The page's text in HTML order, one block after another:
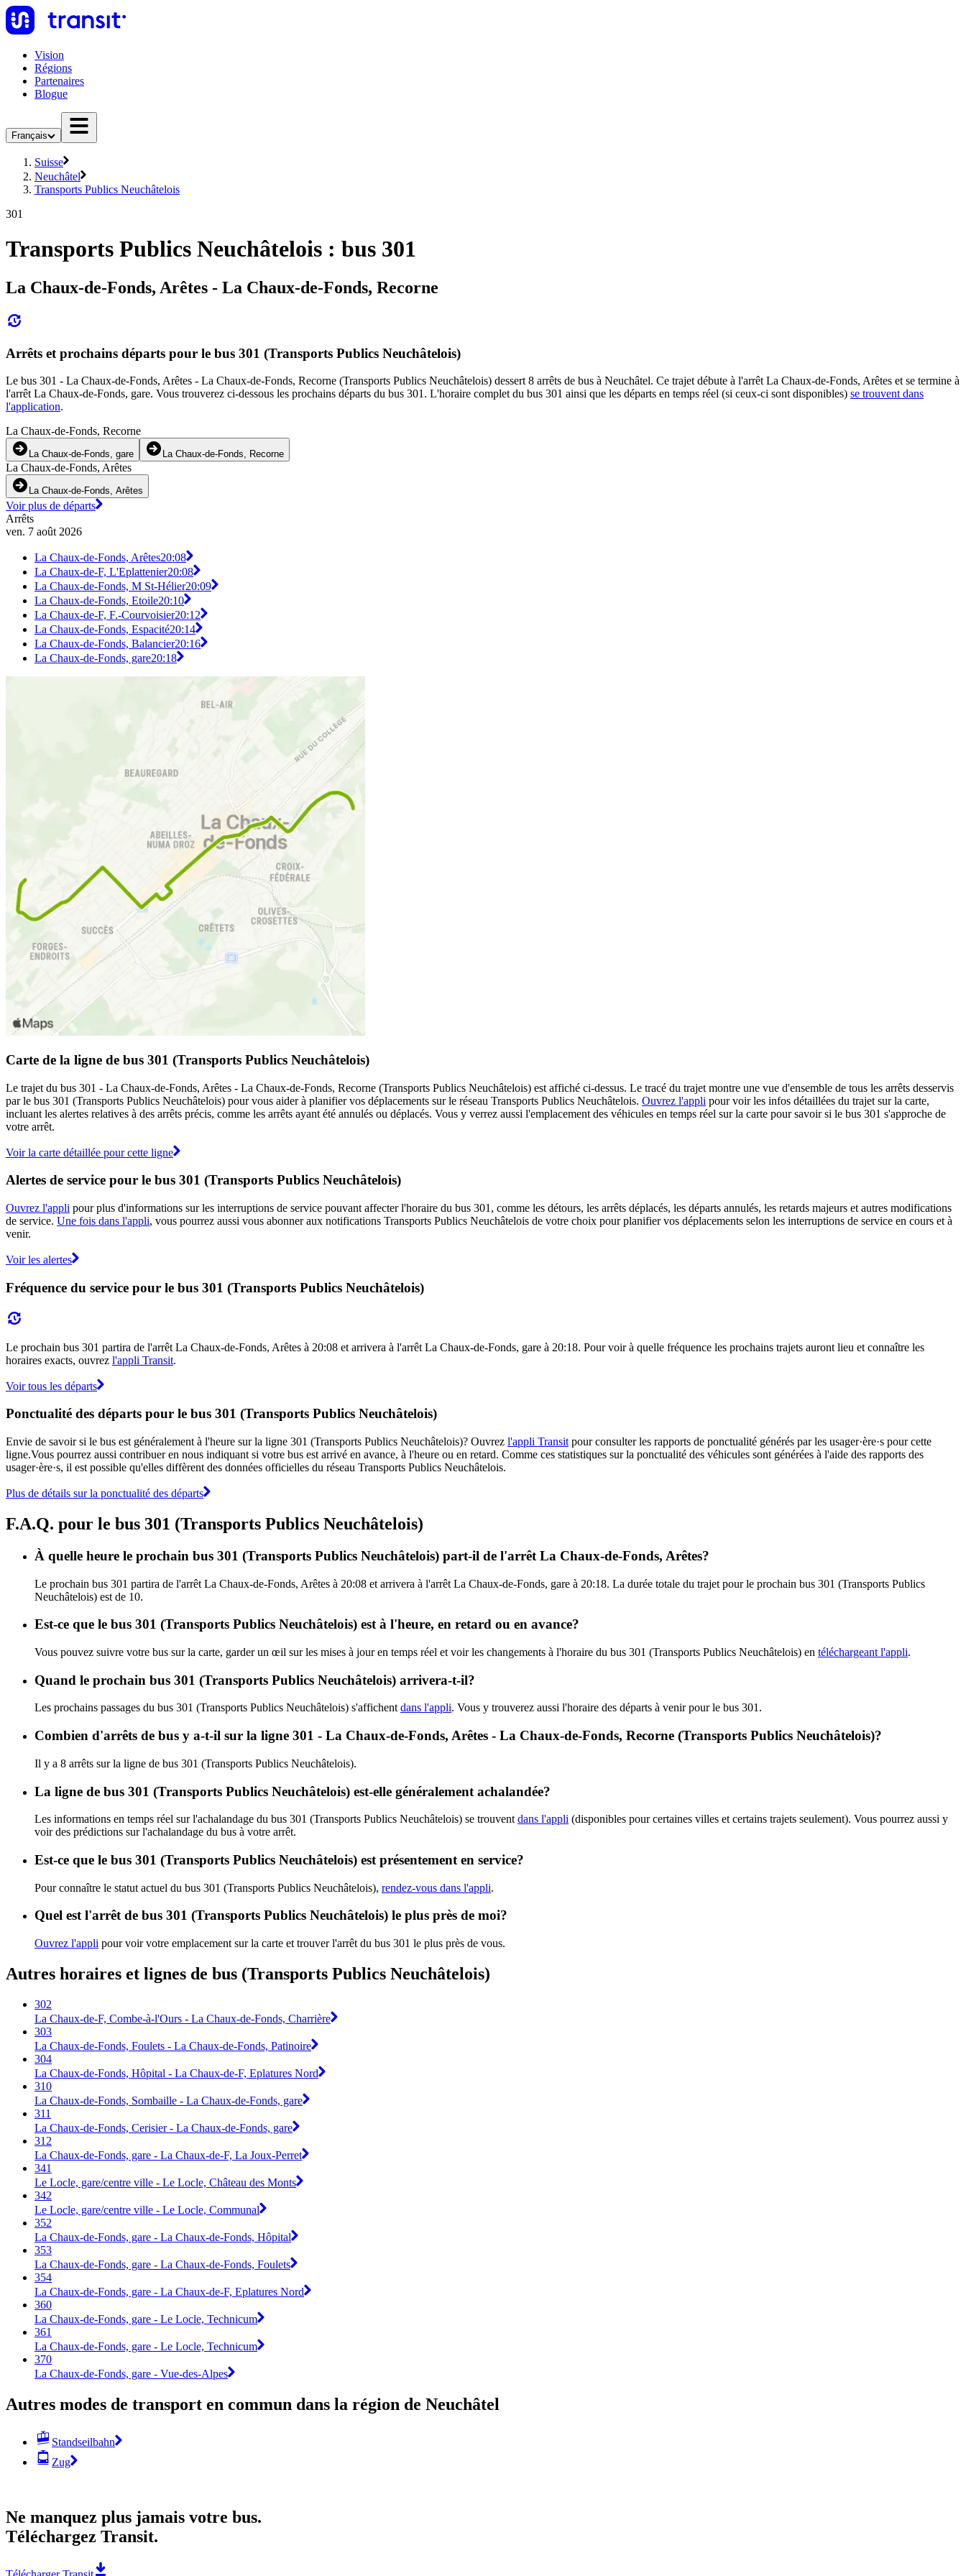
Vision
Régions
Partenaires
Blogue
Français
Suisse
Neuchâtel
Transports Publics Neuchâtelois
301
Transports Publics Neuchâtelois : bus 301
La Chaux-de-Fonds, Arêtes - La Chaux-de-Fonds, Recorne
Arrêts et prochains départs pour le bus 301 (Transports Publics Neuchâtelois)
Le bus 301 - La Chaux-de-Fonds, Arêtes - La Chaux-de-Fonds, Recorne (Transports Publics Neuchâtelois) dessert 8 arrêts de bus à Neuchâtel. Ce trajet débute à l'arrêt La Chaux-de-Fonds, Arêtes et se termine à
l'arrêt La Chaux-de-Fonds, gare. Vous trouverez ci-dessous les prochains départs du bus 301. L'horaire complet du bus 301 ainsi que les départs en temps réel (si ceux-ci sont disponibles) se trouvent dans
l'application.
La Chaux-de-Fonds, Recorne
La Chaux-de-Fonds, gare La Chaux-de-Fonds, Recorne
La Chaux-de-Fonds, Arêtes
La Chaux-de-Fonds, Arêtes
Voir plus de départs
Arrêts
ven. 7 août 2026
La Chaux-de-Fonds, Arêtes20:08
La Chaux-de-F, L'Eplattenier20:08
La Chaux-de-Fonds, M St-Hélier20:09
La Chaux-de-Fonds, Etoile20:10
La Chaux-de-F, F.-Courvoisier20:12
La Chaux-de-Fonds, Espacité20:14
La Chaux-de-Fonds, Balancier20:16
La Chaux-de-Fonds, gare20:18
Carte de la ligne de bus 301 (Transports Publics Neuchâtelois)
Le trajet du bus 301 - La Chaux-de-Fonds, Arêtes - La Chaux-de-Fonds, Recorne (Transports Publics Neuchâtelois) est affiché ci-dessus. Le tracé du trajet montre une vue d'ensemble de tous les arrêts desservis
par le bus 301 (Transports Publics Neuchâtelois) pour vous aider à planifier vos déplacements sur le réseau Transports Publics Neuchâtelois. Ouvrez l'appli pour voir les infos détaillées du trajet sur la carte,
incluant les alertes relatives à des arrêts précis, comme les arrêts ayant été annulés ou déplacés. Vous y verrez aussi l'emplacement des véhicules en temps réel sur la carte pour savoir si le bus 301 s'approche de
votre arrêt.
Voir la carte détaillée pour cette ligne
Alertes de service pour le bus 301 (Transports Publics Neuchâtelois)
Ouvrez l'appli pour plus d'informations sur les interruptions de service pouvant affecter l'horaire du bus 301, comme les détours, les arrêts déplacés, les départs annulés, les retards majeurs et autres modifications
de service. Une fois dans l'appli, vous pourrez aussi vous abonner aux notifications Transports Publics Neuchâtelois de votre choix pour planifier vos déplacements selon les interruptions de service en cours et à
venir.
Voir les alertes
Fréquence du service pour le bus 301 (Transports Publics Neuchâtelois)
Le prochain bus 301 partira de l'arrêt La Chaux-de-Fonds, Arêtes à 20:08 et arrivera à l'arrêt La Chaux-de-Fonds, gare à 20:18. Pour voir à quelle fréquence les prochains trajets auront lieu et connaître les
horaires exacts, ouvrez l'appli Transit.
Voir tous les départs
Ponctualité des départs pour le bus 301 (Transports Publics Neuchâtelois)
Envie de savoir si le bus est généralement à l'heure sur la ligne 301 (Transports Publics Neuchâtelois)? Ouvrez l'appli Transit pour consulter les rapports de ponctualité générés par les usager·ère·s pour cette
ligne.Vous pourrez aussi contribuer en nous indiquant si votre bus est arrivé en avance, à l'heure ou en retard. Comme ces statistiques sur la ponctualité des véhicules sont générées à l'aide des rapports des
usager·ère·s, il est possible qu'elles diffèrent des données officielles du réseau Transports Publics Neuchâtelois.
Plus de détails sur la ponctualité des départs
F.A.Q. pour le bus 301 (Transports Publics Neuchâtelois)
À quelle heure le prochain bus 301 (Transports Publics Neuchâtelois) part-il de l'arrêt La Chaux-de-Fonds, Arêtes?
Le prochain bus 301 partira de l'arrêt La Chaux-de-Fonds, Arêtes à 20:08 et arrivera à l'arrêt La Chaux-de-Fonds, gare à 20:18. La durée totale du trajet pour le prochain bus 301 (Transports Publics
Neuchâtelois) est de 10.
Est-ce que le bus 301 (Transports Publics Neuchâtelois) est à l'heure, en retard ou en avance?
Vous pouvez suivre votre bus sur la carte, garder un œil sur les mises à jour en temps réel et voir les changements à l'horaire du bus 301 (Transports Publics Neuchâtelois) en téléchargeant l'appli.
Quand le prochain bus 301 (Transports Publics Neuchâtelois) arrivera-t-il?
Les prochains passages du bus 301 (Transports Publics Neuchâtelois) s'affichent dans l'appli. Vous y trouverez aussi l'horaire des départs à venir pour le bus 301.
Combien d'arrêts de bus y a-t-il sur la ligne 301 - La Chaux-de-Fonds, Arêtes - La Chaux-de-Fonds, Recorne (Transports Publics Neuchâtelois)?
Il y a 8 arrêts sur la ligne de bus 301 (Transports Publics Neuchâtelois).
La ligne de bus 301 (Transports Publics Neuchâtelois) est-elle généralement achalandée?
Les informations en temps réel sur l'achalandage du bus 301 (Transports Publics Neuchâtelois) se trouvent dans l'appli (disponibles pour certaines villes et certains trajets seulement). Vous pourrez aussi y
voir des prédictions sur l'achalandage du bus à votre arrêt.
Est-ce que le bus 301 (Transports Publics Neuchâtelois) est présentement en service?
Pour connaître le statut actuel du bus 301 (Transports Publics Neuchâtelois), rendez-vous dans l'appli.
Quel est l'arrêt de bus 301 (Transports Publics Neuchâtelois) le plus près de moi?
Ouvrez l'appli pour voir votre emplacement sur la carte et trouver l'arrêt du bus 301 le plus près de vous.
Autres horaires et lignes de bus (Transports Publics Neuchâtelois)
302
La Chaux-de-F, Combe-à-l'Ours - La Chaux-de-Fonds, Charrière
303
La Chaux-de-Fonds, Foulets - La Chaux-de-Fonds, Patinoire
304
La Chaux-de-Fonds, Hôpital - La Chaux-de-F, Eplatures Nord
310
La Chaux-de-Fonds, Sombaille - La Chaux-de-Fonds, gare
311
La Chaux-de-Fonds, Cerisier - La Chaux-de-Fonds, gare
312
La Chaux-de-Fonds, gare - La Chaux-de-F, La Joux-Perret
341
Le Locle, gare/centre ville - Le Locle, Château des Monts
342
Le Locle, gare/centre ville - Le Locle, Communal
352
La Chaux-de-Fonds, gare - La Chaux-de-Fonds, Hôpital
353
La Chaux-de-Fonds, gare - La Chaux-de-Fonds, Foulets
354
La Chaux-de-Fonds, gare - La Chaux-de-F, Eplatures Nord
360
La Chaux-de-Fonds, gare - Le Locle, Technicum
361
La Chaux-de-Fonds, gare - Le Locle, Technicum
370
La Chaux-de-Fonds, gare - Vue-des-Alpes
Autres modes de transport en commun dans la région de Neuchâtel
Standseilbahn
Zug
Ne manquez plus jamais votre bus.
Téléchargez Transit.